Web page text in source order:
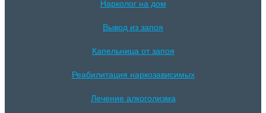
Нарколог на дом
Вывод из запоя
Капельница от запоя
Реабилитация наркозависимых
Лечение алкоголизма